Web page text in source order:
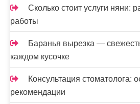
Сколько стоит услуги няни:
работы
Баранья вырезка —
каждом кусочке
Консультация стоматолога:
рекомендации